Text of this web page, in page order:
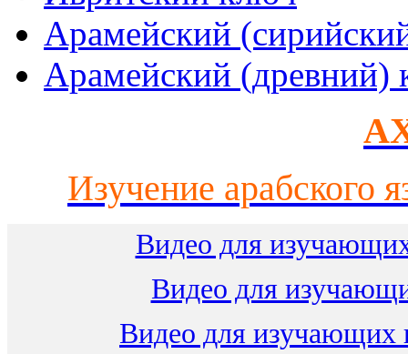
Арамейский
Арамейский (древний)
Изучение арабского
Видео для
Видео для
Видео для изучающих